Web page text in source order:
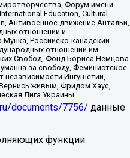
Форум имени
Education, Cultural
Антивоенное движение Антальи,
отношений и
Российско-канадский
отношений им
Свобод, Фонд Бориса Немцова
за свободу, Феминистское
независимости Ингушетии,
живым, Фридом Хаус,
Лига Украины
documents/7756/ данные
функции